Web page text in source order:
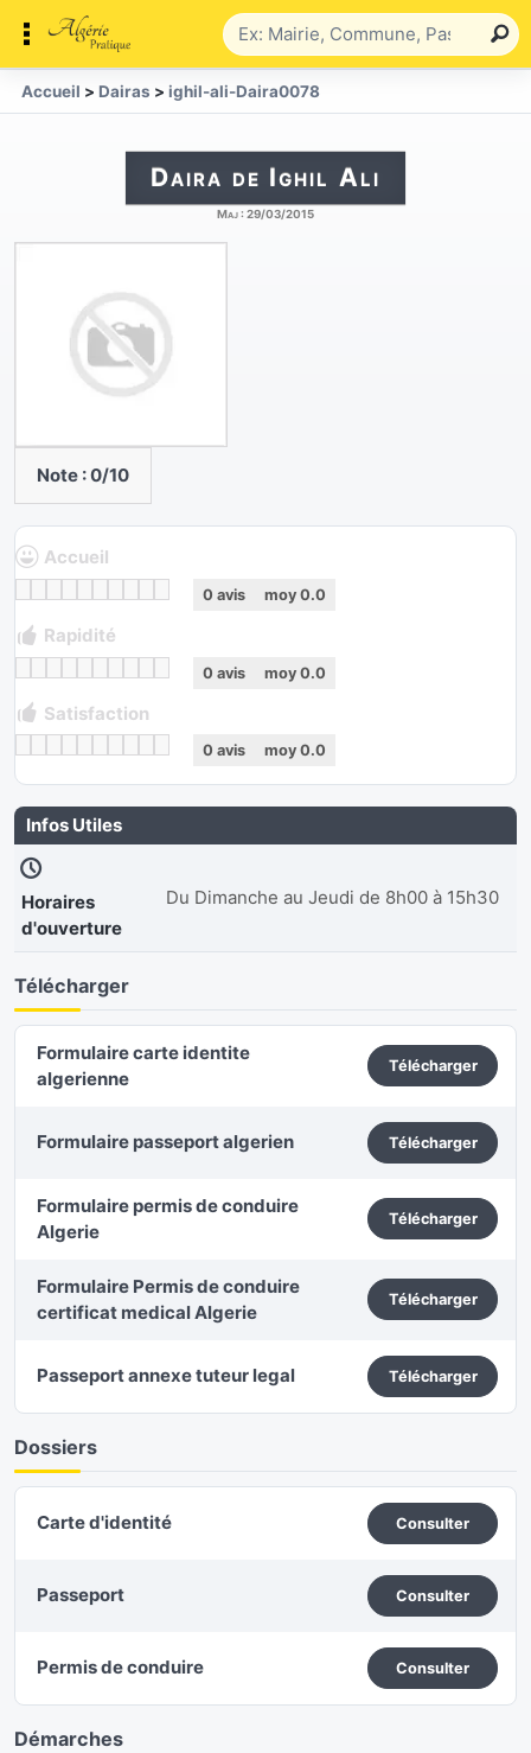
Accueil > Dairas > ighil-ali-Daira0078
Daira de Ighil Ali
Maj : 29/03/2015
Note :0/10
Accueil
0 avis moy 0.0
Rapidité
0 avis moy 0.0
Satisfaction
0 avis moy 0.0
Infos Utiles
Horaires
d'ouverture
Du Dimanche au Jeudi de 8h00 à 15h30
Télécharger
Formulaire carte identite
algerienne
Télécharger
Formulaire passeport algerien Télécharger
Formulaire permis de conduire
Algerie
Télécharger
Formulaire Permis de conduire
certificat medical Algerie
Télécharger
Passeport annexe tuteur legal Télécharger
Dossiers
Carte d'identité Consulter
Passeport Consulter
Permis de conduire Consulter
Démarches